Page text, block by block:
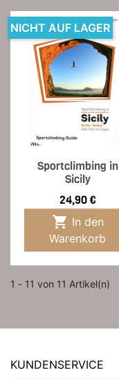
Sportclimbing in
Sicily
Preis
24,90 €

Warenkorb
NICHT AUF LAGER
1 - 11 von 11 Artikel(n)
KUNDENSERVICE